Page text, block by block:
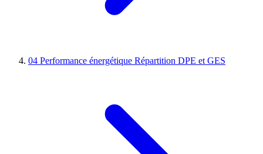
04 Performance énergétique Répartition DPE et GES